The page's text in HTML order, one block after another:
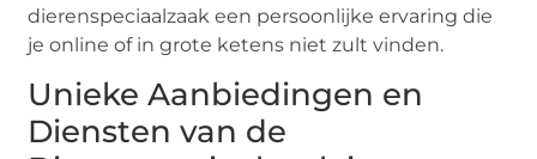
dierenspeciaalzaak een persoonlijke ervaring die
je online of in grote ketens niet zult vinden.
Unieke Aanbiedingen en
Diensten van de